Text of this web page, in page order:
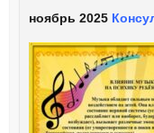
ноябрь 2025